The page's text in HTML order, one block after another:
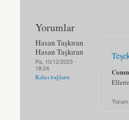
Yorumlar
Hasan Taşkıran
Hasan Taşkıran
Pa, 10/12/2023 -
18:24
Kalıcı bağlantı